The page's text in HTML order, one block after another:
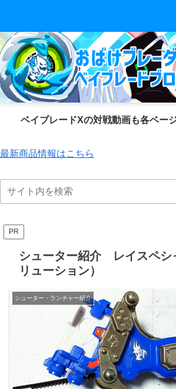
ベイブレードXの対戦動画も各ペー
最新商品情報はこちら
PR
シューター紹介 レイスペシ
リューション）
シューター・ランチャー紹介